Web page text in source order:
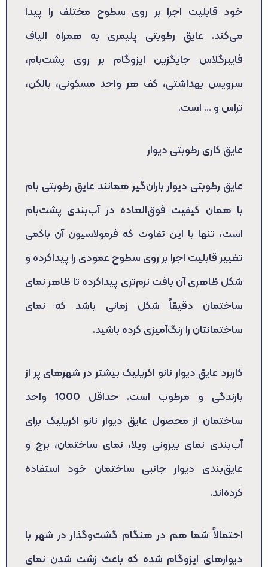
خود قابلیت اجرا بر روی سطوح مختلف را پیدا
می‌کند. عایق رطوبتی پلیمری به همراه الیاف
فایبرگلاس جایگزین ایزوگام بر روی پشت‌بام،
سرویس بهداشتی، کف هر واحد مسکونی، بالکن،
تراس و … است.
عایق کاری رطوبتی دیوار
عایق رطوبتی دیوار باران‌گیر همانند عایق رطوبتی بام
با همان کیفیت فوق‌العاده در آب‌بندی پشت‌بام
است، تنها با این تفاوت که فرمولاسیون آن باکمی
تغییر قابلیت اجرا بر روی سطوح عمودی را پیداکرده و
شکل ظاهری آن بافت نرم‌تری پیداکرده تا ظاهر نمای
ساختمان دقیقاً شکل زمانی باشد که نمای
ساختمانتان را رنگ‌آمیزی کرده باشید.
کاربرد عایق دیوار نانو اکریلیک بیشتر در شهرهای پر از
بارندگی و مرطوب است. حداقل 1000 واحد
ساختمان از محصول عایق دیوار نانو اکریلیک برای
آب‌بندی نمای بیرونی ویلا، نمای ساختمان، برج و
عایق‌بندی دیوار جانبی ساختمان خود استفاده
کرده‌اند.
احتمالاً شما هم در هنگام گشت‌وگذار در شهر با
دیوارهای ایزوگام شده که باعث زشت شدن نمای